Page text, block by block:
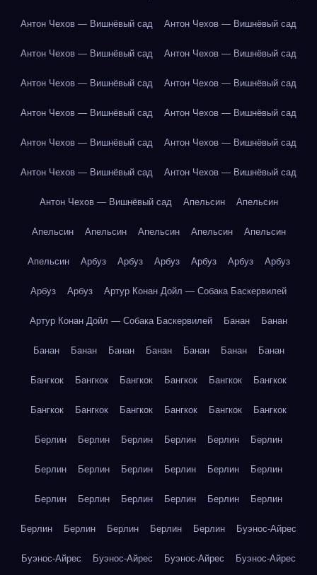
Антон Чехов — Вишнёвый сад Антон Чехов — Вишнёвый сад
Антон Чехов — Вишнёвый сад Антон Чехов — Вишнёвый сад
Антон Чехов — Вишнёвый сад Антон Чехов — Вишнёвый сад
Антон Чехов — Вишнёвый сад Антон Чехов — Вишнёвый сад
Антон Чехов — Вишнёвый сад Антон Чехов — Вишнёвый сад
Антон Чехов — Вишнёвый сад Антон Чехов — Вишнёвый сад
Антон Чехов — Вишнёвый сад Апельсин Апельсин
Апельсин Апельсин Апельсин Апельсин Апельсин
Апельсин Арбуз Арбуз Арбуз Арбуз Арбуз Арбуз
Арбуз Арбуз Артур Конан Дойл — Собака Баскервилей
Артур Конан Дойл — Собака Баскервилей Банан Банан
Банан Банан Банан Банан Банан Банан Банан
Бангкок Бангкок Бангкок Бангкок Бангкок Бангкок
Бангкок Бангкок Бангкок Бангкок Бангкок Бангкок
Берлин Берлин Берлин Берлин Берлин Берлин
Берлин Берлин Берлин Берлин Берлин Берлин
Берлин Берлин Берлин Берлин Берлин Берлин
Берлин Берлин Берлин Берлин Берлин Буэнос-Айрес
Буэнос-Айрес Буэнос-Айрес Буэнос-Айрес Буэнос-Айрес